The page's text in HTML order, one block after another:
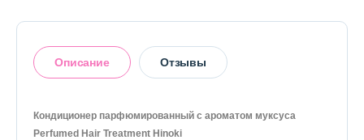
Телефон Whats’APP Telegram
Описание Отзывы
Кондиционер парфюмированный с ароматом муксуса
Perfumed Hair Treatment Hinoki